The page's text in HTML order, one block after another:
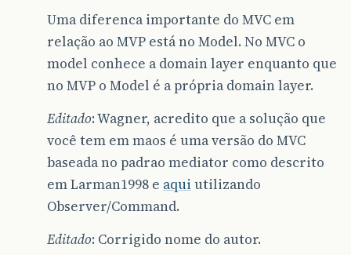
Uma diferenca importante do MVC em
relação ao MVP está no Model. No MVC o
model conhece a domain layer enquanto que
no MVP o Model é a própria domain layer.
Editado: Wagner, acredito que a solução que
você tem em maos é uma versão do MVC
baseada no padrao mediator como descrito
em Larman1998 e aqui utilizando
Observer/Command.
Editado: Corrigido nome do autor.